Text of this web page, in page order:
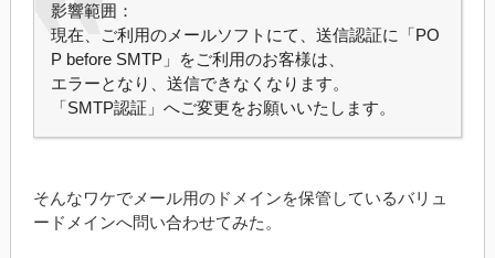
影響範囲：
現在、ご利用のメールソフトにて、送信認証に「PO
P before SMTP」をご利用のお客様は、
エラーとなり、送信できなくなります。
「SMTP認証」へご変更をお願いいたします。
そんなワケでメール用のドメインを保管しているバリュ
ードメインへ問い合わせてみた。